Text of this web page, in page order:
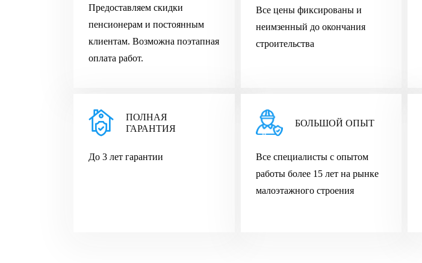
Предоставляем скидки
пенсионерам и постоянным
клиентам. Возможна поэтапная
оплата работ.
Все цены фиксированы и
неимзенный до окончания
строительства
ПОЛНАЯ
ГАРАНТИЯ
До 3 лет гарантии
БОЛЬШОЙ ОПЫТ
Все cпециалисты с опытом
работы более 15 лет на рынке
малоэтажного строения